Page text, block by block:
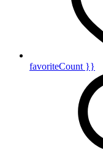
favoriteCount }}